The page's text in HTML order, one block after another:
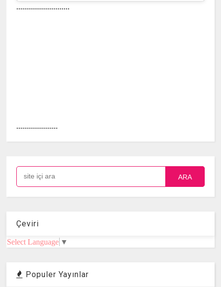
...........................
.....................
ARA
Çeviri
Select Language ▼
Populer Yayınlar